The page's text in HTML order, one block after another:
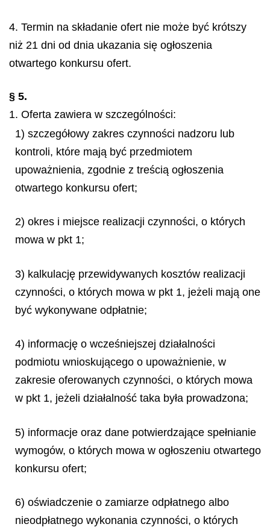
4. Termin na składanie ofert nie może być krótszy
niż 21 dni od dnia ukazania się ogłoszenia
otwartego konkursu ofert.
§ 5.
1. Oferta zawiera w szczególności:
1) szczegółowy zakres czynności nadzoru lub
kontroli, które mają być przedmiotem
upoważnienia, zgodnie z treścią ogłoszenia
otwartego konkursu ofert;
2) okres i miejsce realizacji czynności, o których
mowa w pkt 1;
3) kalkulację przewidywanych kosztów realizacji
czynności, o których mowa w pkt 1, jeżeli mają one
być wykonywane odpłatnie;
4) informację o wcześniejszej działalności
podmiotu wnioskującego o upoważnienie, w
zakresie oferowanych czynności, o których mowa
w pkt 1, jeżeli działalność taka była prowadzona;
5) informacje oraz dane potwierdzające spełnianie
wymogów, o których mowa w ogłoszeniu otwartego
konkursu ofert;
6) oświadczenie o zamiarze odpłatnego albo
nieodpłatnego wykonania czynności, o których